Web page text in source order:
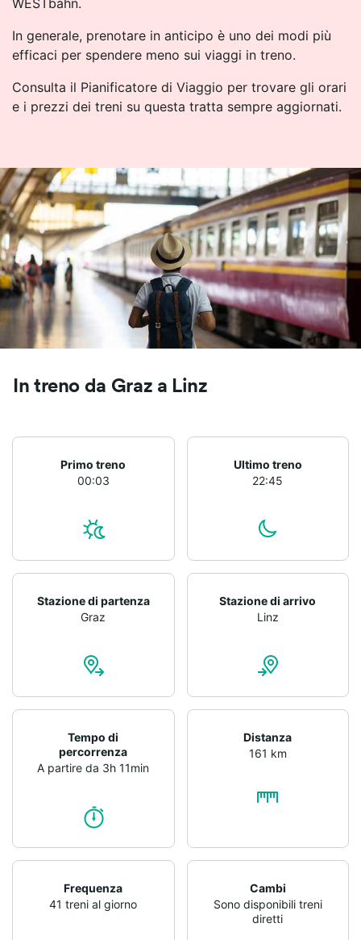
In generale, prenotare in anticipo è uno dei modi più
efficaci per spendere meno sui viaggi in treno.
Consulta il Pianificatore di Viaggio per trovare gli orari
e i prezzi dei treni su questa tratta sempre aggiornati.
In treno da Graz a Linz
Primo treno
00:03
Ultimo treno
22:45
Stazione di partenza
Graz
Stazione di arrivo
Linz
Tempo di
percorrenza
A partire da 3h 11min
Distanza
161 km
Frequenza
41 treni al giorno
Cambi
Sono disponibili treni
diretti